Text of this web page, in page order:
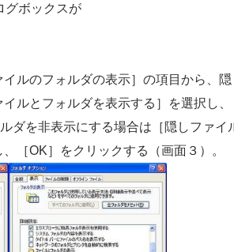
グボックスが
ルのフォルダの表示］の項目から、隠
ルとフォルダを表示する］を選択し、
ダを非表示にする場合は［隠しファイ
［OK］をクリックする（画面３）。